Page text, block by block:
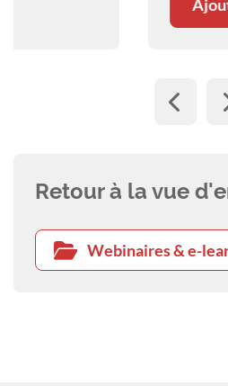
Retour à la vue
Webinaires & e-